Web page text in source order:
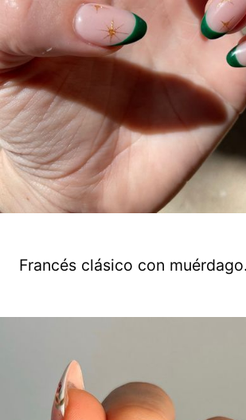
Francés clásico con muérdago.